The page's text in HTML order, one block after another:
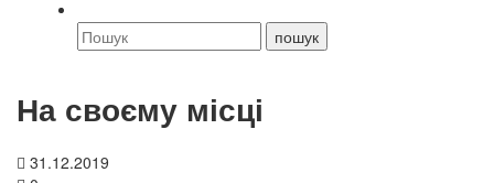
На своєму місці
31.12.2019